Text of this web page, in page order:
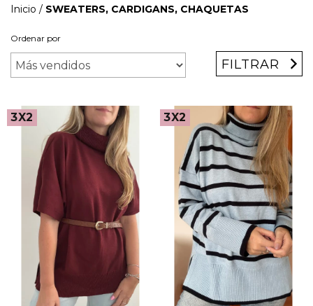
Inicio / SWEATERS, CARDIGANS, CHAQUETAS
Ordenar por
FILTRAR
3X2 3X2